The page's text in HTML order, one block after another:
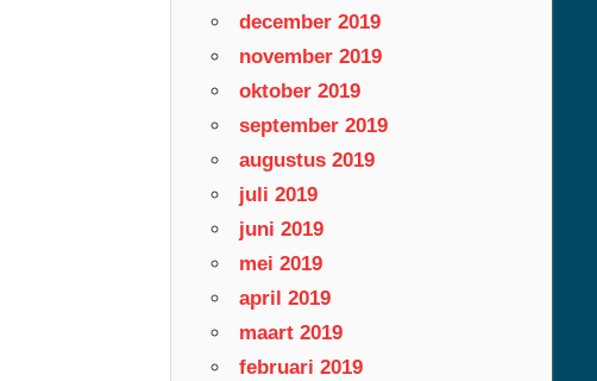
december 2019
november 2019
oktober 2019
september 2019
augustus 2019
juli 2019
juni 2019
mei 2019
april 2019
maart 2019
februari 2019